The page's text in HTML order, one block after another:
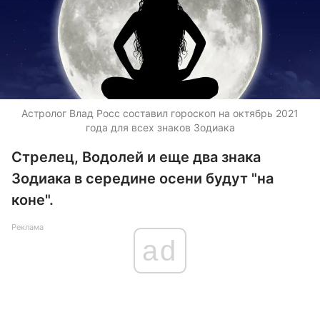
Астролог Влад Росс составил гороскоп на октябрь 2021
года для всех знаков Зодиака
Стрелец, Водолей и еще два знака
Зодиака в середине осени будут "на
коне".
Реклама
ad